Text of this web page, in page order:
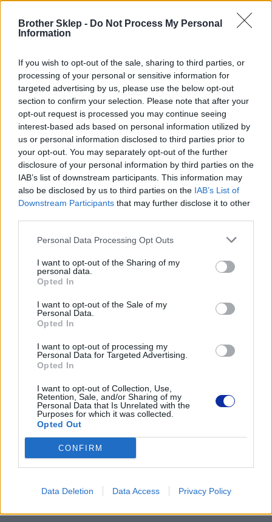
Brother Sklep - Do Not Process My Personal
Information
If you wish to opt-out of the sale, sharing to third parties, or
processing of your personal or sensitive information for
targeted advertising by us, please use the below opt-out
section to confirm your selection. Please note that after your
opt-out request is processed you may continue seeing
interest-based ads based on personal information utilized by
us or personal information disclosed to third parties prior to
your opt-out. You may separately opt-out of the further
disclosure of your personal information by third parties on the
IAB’s list of downstream participants. This information may
also be disclosed by us to third parties on the IAB’s List of
Downstream Participants that may further disclose it to other
Personal Data Processing Opt Outs
I want to opt-out of the Sharing of my
personal data.
Opted In
I want to opt-out of the Sale of my
Personal Data.
Opted In
I want to opt-out of processing my
Personal Data for Targeted Advertising.
Opted In
I want to opt-out of Collection, Use,
Retention, Sale, and/or Sharing of my
Personal Data that Is Unrelated with the
Purposes for which it was collected.
Opted Out
CONFIRM
Data Deletion Data Access Privacy Policy
TN230C
Dane producenta
Brother Central and Eastern Europe GmbH
Am Euro Platz 2/2/M1,
1120 Wiedeń, Austria
https://global.brother
Podmiot odpowiedzialny
02-674 Warszawa
https://brother.pl
Pomoc techniczna
POLECANE
PRODUKTY: